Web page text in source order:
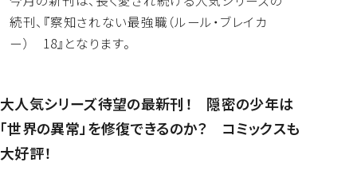
続刊、『察知されない最強職（ルール・ブレイカ
ー） 18』となります。
大人気シリーズ待望の最新刊！ 隠密の少年は
「世界の異常」を修復できるのか？ コミックスも
大好評！